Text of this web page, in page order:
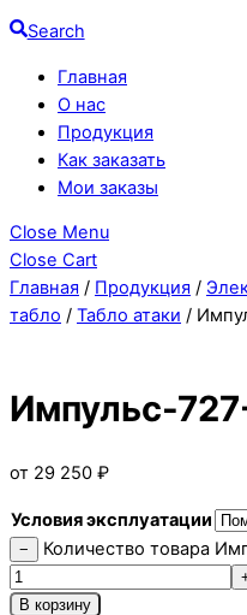
Search
Главная
О нас
Продукция
Как заказать
Мои заказы
Close Menu
Close Cart
Главная / Продукция /
табло / Табло атаки /
Импульс-
от 29 250 ₽
Условия эксплуатации
− Количество товара
В корзину